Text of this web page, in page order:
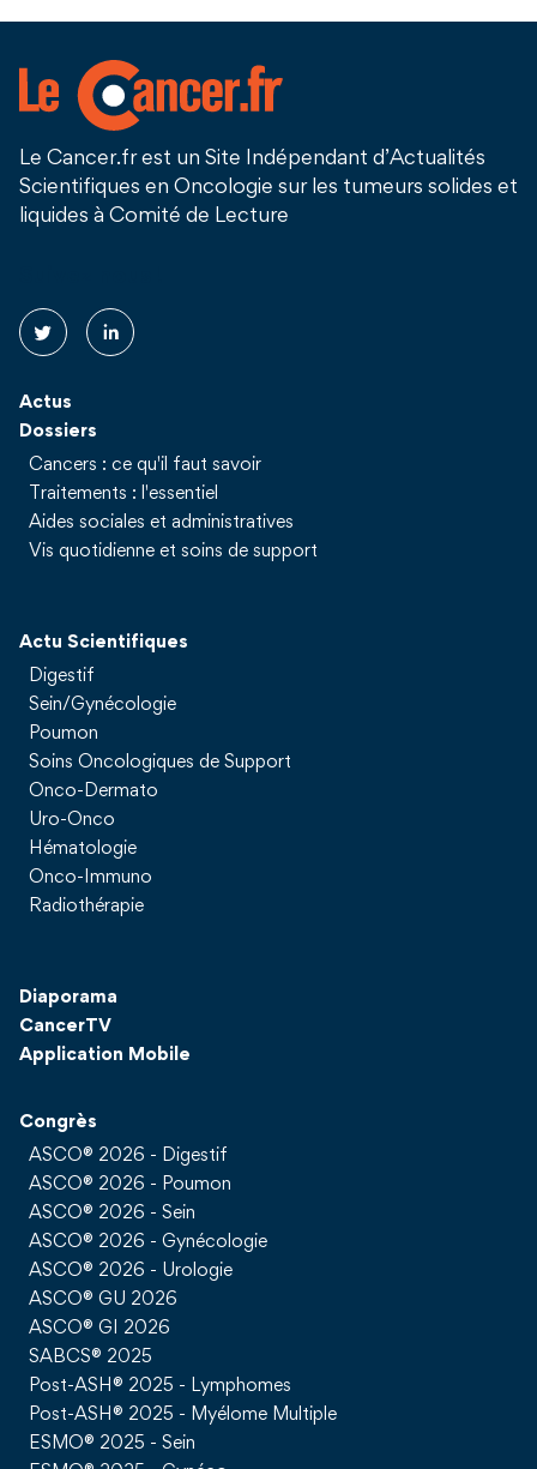
Le Cancer.fr est un Site Indépendant d’Actualités
Scientifiques en Oncologie sur les tumeurs solides et
liquides à Comité de Lecture
Actus
Dossiers
Cancers : ce qu'il faut savoir
Traitements : l'essentiel
Aides sociales et administratives
Vis quotidienne et soins de support
Actu Scientifiques
Digestif
Sein/Gynécologie
Poumon
Soins Oncologiques de Support
Onco-Dermato
Uro-Onco
Hématologie
Onco-Immuno
Radiothérapie
Diaporama
CancerTV
Application Mobile
Congrès
ASCO® 2026 - Digestif
ASCO® 2026 - Poumon
ASCO® 2026 - Sein
ASCO® 2026 - Gynécologie
ASCO® 2026 - Urologie
ASCO® GU 2026
ASCO® GI 2026
SABCS® 2025
Post-ASH® 2025 - Lymphomes
Post-ASH® 2025 - Myélome Multiple
ESMO® 2025 - Sein